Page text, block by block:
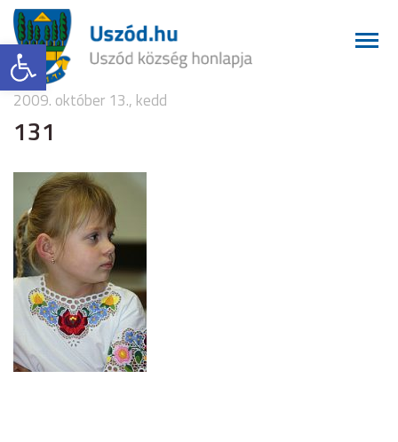
Eszköztár megnyitása
2009. október 13., kedd
131